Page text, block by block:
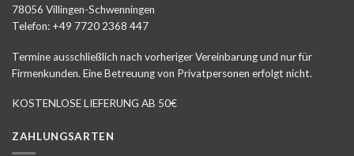
78056 Villingen-Schwenningen
Telefon: +49 7720 2368 447
Termine ausschließlich nach vorheriger Vereinbarung und nur für
Firmenkunden. Eine Betreuung von Privatpersonen erfolgt nicht.
KOSTENLOSE LIEFERUNG AB 50€
ZAHLUNGSARTEN